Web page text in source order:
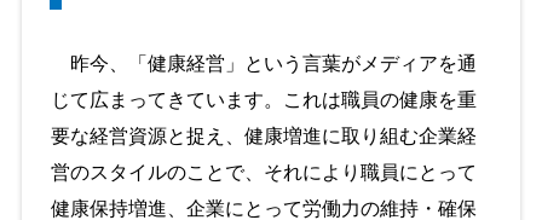
昨今、「健康経営」という言葉がメディアを通
じて広まってきています。これは職員の健康を重
要な経営資源と捉え、健康増進に取り組む企業経
営のスタイルのことで、それにより職員にとって
健康保持増進、企業にとって労働力の維持・確保